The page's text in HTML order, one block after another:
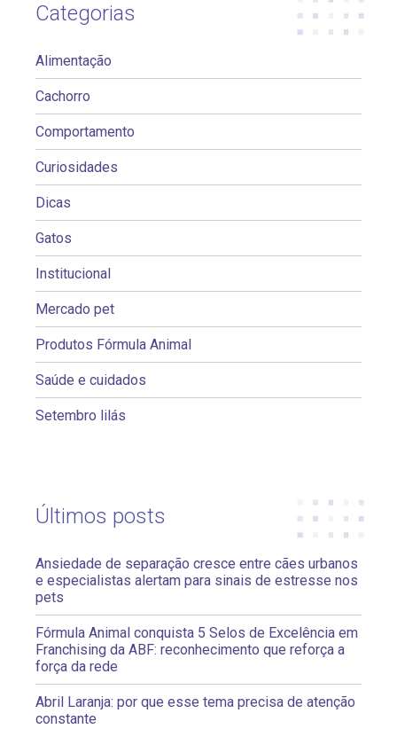
Categorias
Alimentação
Cachorro
Comportamento
Curiosidades
Dicas
Gatos
Institucional
Mercado pet
Produtos Fórmula Animal
Saúde e cuidados
Setembro lilás
Últimos posts
Ansiedade de separação cresce entre cães urbanos
e especialistas alertam para sinais de estresse nos
pets
Fórmula Animal conquista 5 Selos de Excelência em
Franchising da ABF: reconhecimento que reforça a
força da rede
Abril Laranja: por que esse tema precisa de atenção
constante